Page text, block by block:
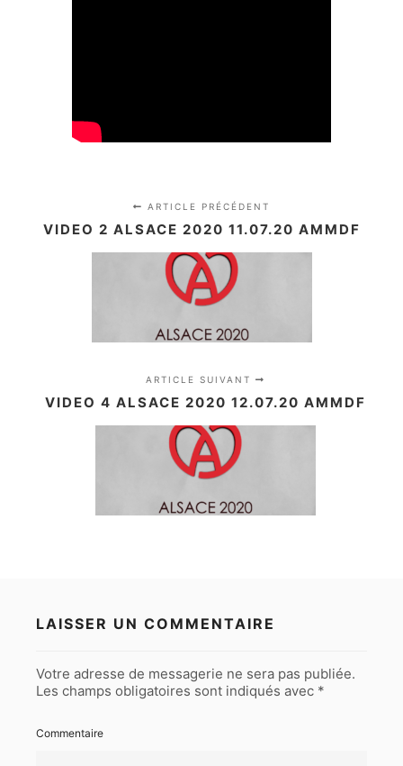
ARTICLE PRÉCÉDENT
VIDEO 2 ALSACE 2020 11.07.20 AMMDF
ARTICLE SUIVANT
VIDEO 4 ALSACE 2020 12.07.20 AMMDF
LAISSER UN COMMENTAIRE
Votre adresse de messagerie ne sera pas publiée.
Les champs obligatoires sont indiqués avec *
Commentaire